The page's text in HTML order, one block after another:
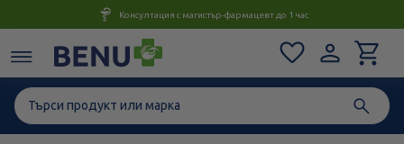
Консултация с магистър-фармацевт до 1 час